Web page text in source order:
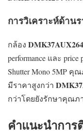
การวิเคราะห์ด้าน
กล้อง DMK37AUX264
performance และ
Shutter Mono 5MP คุ
มีราคาสูงกว่า
กว่าโดยยังรักษาคุณภ
คำแนะนำกา